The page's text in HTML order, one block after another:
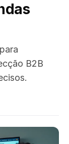
B2B